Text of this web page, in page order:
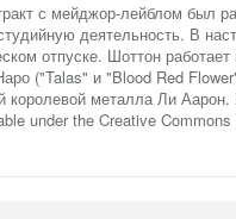
с мейджор-лейблом был
деятельность. В
отпуске. Шоттон
("Talas" и "Blood Red
королевой металла Ли
under the Creative